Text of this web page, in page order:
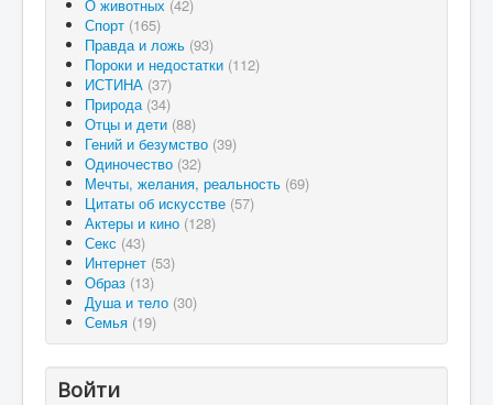
О животных (42)
Спорт (165)
Правда и ложь (93)
Пороки и недостатки (112)
ИСТИНА (37)
Природа (34)
Отцы и дети (88)
Гений и безумство (39)
Одиночество (32)
Мечты, желания, реальность (69)
Цитаты об искусстве (57)
Актеры и кино (128)
Секс (43)
Интернет (53)
Образ (13)
Душа и тело (30)
Семья (19)
Войти